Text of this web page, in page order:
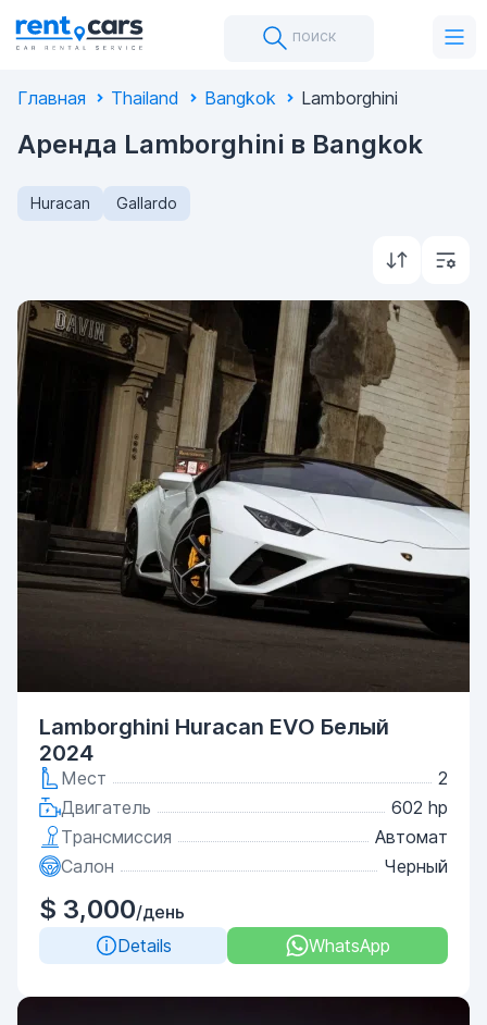
поиск
Главная Thailand Bangkok Lamborghini
Аренда Lamborghini в Bangkok
Huracan Gallardo
Lamborghini Huracan EVO Белый
2024
Мест
2
Двигатель
602 hp
Трансмиссия
Автомат
Салон
Черный
$ 3,000/день
Details
WhatsApp